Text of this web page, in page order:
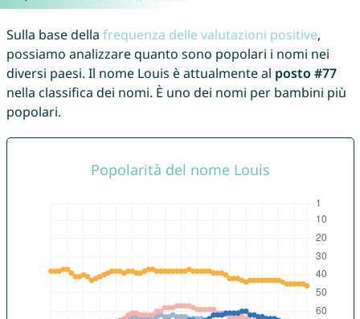
Sulla base della frequenza delle valutazioni positive,
possiamo analizzare quanto sono popolari i nomi nei
diversi paesi. Il nome Louis è attualmente al posto #77
nella classifica dei nomi. È uno dei nomi per bambini più
popolari.